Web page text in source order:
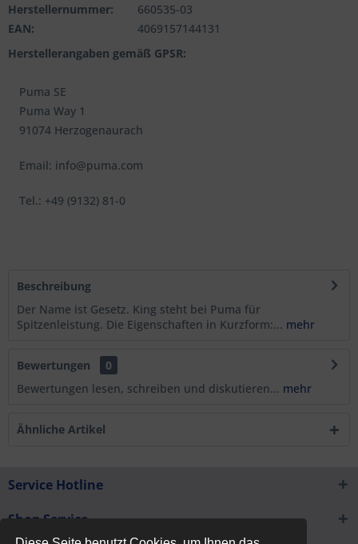
Herstellernummer:
660535-03
EAN:
4069157144131
Herstellerangaben gemäß GPSR:
Puma SE
Puma Way 1
91074 Herzogenaurach
Email: info@puma.com
Tel.: +49 (9132) 81-0
Beschreibung
Der Name ist Gesetz. King steht bei Puma für
Spitzenleistung. Die Eigenschaften in Kurzform:... mehr
Bewertungen
0
Bewertungen lesen, schreiben und diskutieren... mehr
Ähnliche Artikel
Service Hotline
Shop Service